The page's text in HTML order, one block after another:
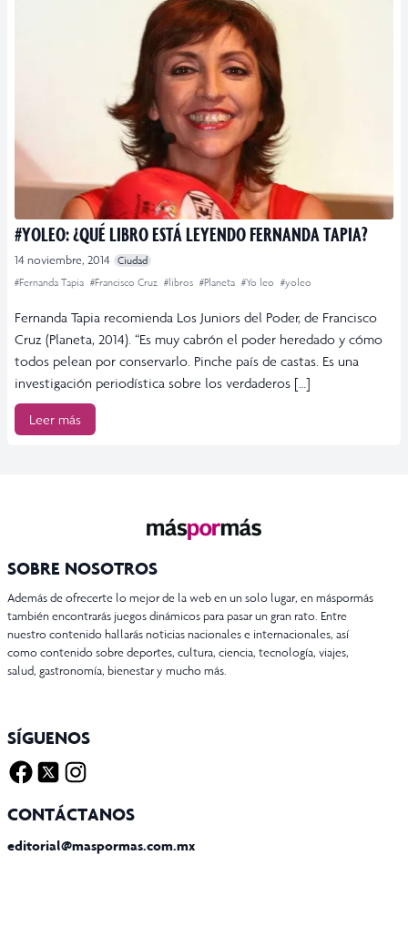
#YOLEO: ¿QUÉ LIBRO ESTÁ LEYENDO FERNANDA TAPIA?
14 noviembre, 2014
Ciudad
#Fernanda Tapia #Francisco Cruz #libros #Planeta #Yo leo #yoleo
Fernanda Tapia recomienda Los Juniors del Poder, de Francisco
Cruz (Planeta, 2014). “Es muy cabrón el poder heredado y cómo
todos pelean por conservarlo. Pinche país de castas. Es una
investigación periodística sobre los verdaderos […]
Leer más
SOBRE NOSOTROS
Además de ofrecerte lo mejor de la web en un solo lugar, en máspormás
también encontrarás juegos dinámicos para pasar un gran rato. Entre
nuestro contenido hallarás noticias nacionales e internacionales, así
como contenido sobre deportes, cultura, ciencia, tecnología, viajes,
salud, gastronomía, bienestar y mucho más.
SÍGUENOS
CONTÁCTANOS
editorial@maspormas.com.mx